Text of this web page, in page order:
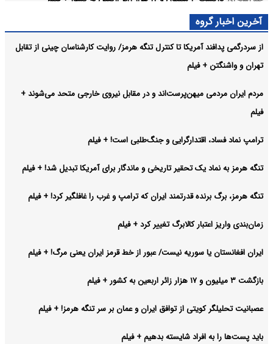
چند رسانه ای: عصبانیت تحلیلگر کویتی از توافق ایران و عمان بر سر تنگه هرمز! +
فیلم
چند رسانه ای: باید پست‌ها را به افراد شایسته بدهیم + فیلم
آرشیو
آخرین اخبار گروه
از سردرگمی پدافند آمریکا تا کنترل تنگه هرمز/ روایت کارشناسان چینی از تقابل
تهران و واشنگتن + فیلم
مردم ایران مردمی میهن‌پرست‌اند و در مقابل نیروی خارجی متحد می‌شوند +
فیلم
ترامپ نماد فساد، اقتدارگرایی و جنگ‌طلبی است! + فیلم
تنگه هرمز به نماد یک تحقیر تاریخی و ماندگار برای آمریکا تبدیل شد! + فیلم
تنگه هرمز، برگ برنده قدرتمند ایران که ترامپ و غرب را غافلگیر کرد! + فیلم
زمان‌بندی واریز اعتبار کالابرگ تغییر کرد + فیلم
ایران افغانستان یا سوریه نیست/ عبور از خط قرمز ایران یعنی مرگ! + فیلم
بازگشت ۳ میلیون و ۱۷ هزار زائر اربعین به کشور + فیلم
عصبانیت تحلیلگر کویتی از توافق ایران و عمان بر سر تنگه هرمز! + فیلم
باید پست‌ها را به افراد شایسته بدهیم + فیلم